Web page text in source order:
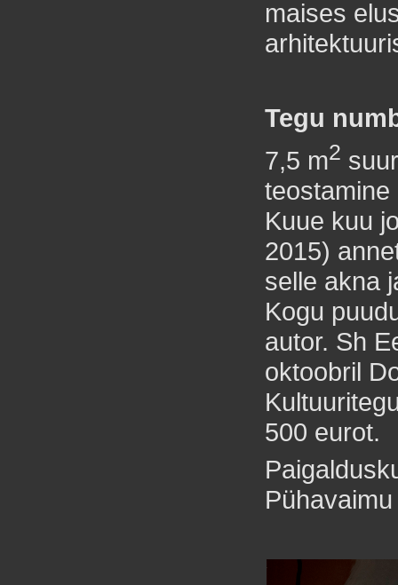
maises
Tegu
7,5 m2
Kuue kuu
2015)
selle akna
Kogu
autor. Sh
oktoobril
500 eurot.